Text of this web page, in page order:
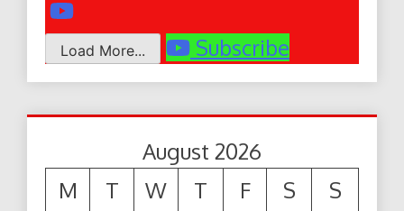
Load More... Subscribe
August 2026
M
T W T F S
S